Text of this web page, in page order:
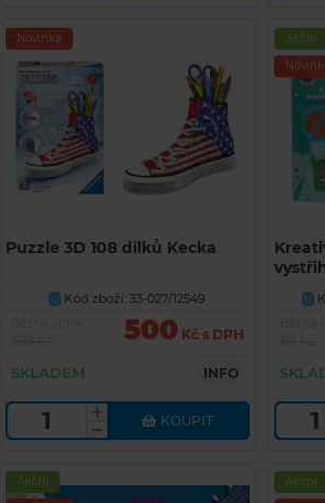
Novinka
Puzzle 3D 108 dílků Kecka
U
Kód zboží: 33-027/12549
500 Kč s DPH
SKLADEM INFO
KOUPIT
Akční
552509
U
Akční
Akční